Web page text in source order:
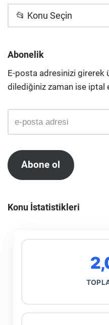
📂 Konu Seçin
Abonelik
E-posta adresinizi girerek
dilediğiniz zaman ise iptal
Abone ol
Konu İstatistikleri